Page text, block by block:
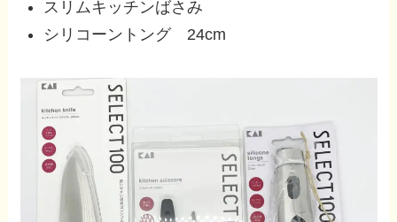
スリムキッチンばさみ
シリコーントング 24cm